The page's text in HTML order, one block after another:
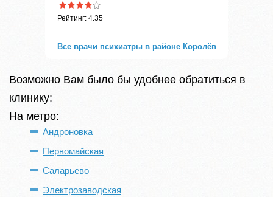
Рейтинг: 4.35
Все врачи психиатры в районе Королёв
Возможно Вам было бы удобнее обратиться в
клинику:
На метро:
Андроновка
Первомайская
Саларьево​
Электрозаводская